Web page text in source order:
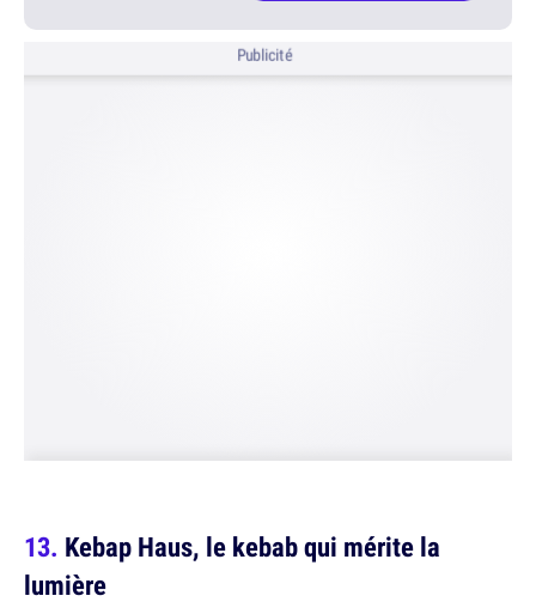
Publicité
Kebap Haus, le kebab qui mérite la
lumière